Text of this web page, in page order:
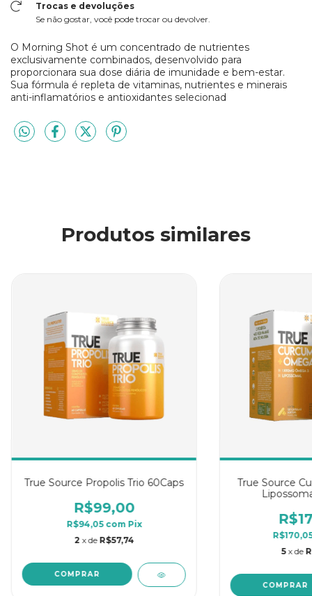
Trocas e devoluções
Se não gostar, você pode trocar ou devolver.
O Morning Shot é um concentrado de nutrientes
exclusivamente combinados, desenvolvido para
proporcionara sua dose diária de imunidade e bem-estar.
Sua fórmula é repleta de vitaminas, nutrientes e minerais
anti-inflamatórios e antioxidantes selecionad
Produtos similares
True Source Propolis Trio 60Caps
R$99,00
R$94,05 com Pix
2 x de R$57,74
True Source
5 x de